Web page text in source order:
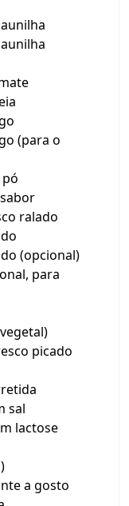
(para o
ralado
(opcional)
para
picado
sal
lactose
a gosto